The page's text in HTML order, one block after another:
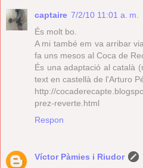
captaire 7/2/10 11:01 a. m.
És molt bo.
A mi també em va arribar
fa uns mesos al Coca de
És una adaptació al català
text en castellà de l'Arturo
http://
prez-reverte.html
Respon
Víctor Pàmies i Riudor